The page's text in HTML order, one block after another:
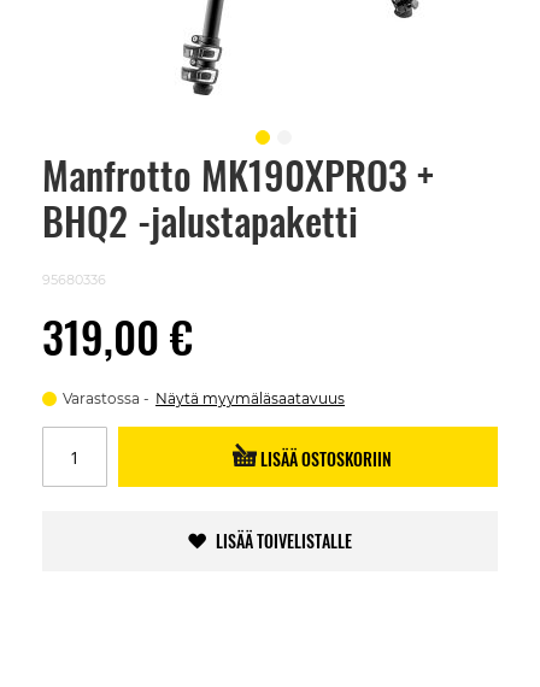
Manfrotto MK190XPRO3 +
BHQ2 -jalustapaketti
95680336
319,00 €
Varastossa Näytä myymäläsaatavuus
LISÄÄ OSTOSKORIIN
LISÄÄ TOIVELISTALLE
Skip
beginning
images